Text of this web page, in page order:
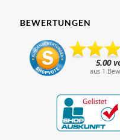
BEWERTUNGEN